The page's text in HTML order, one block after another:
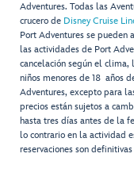
Adventures. Todas las
crucero de Disney Cruise
Port Adventures se pueden
las actividades de Port
cancelación según el clima,
niños menores de 18 años
Adventures, excepto para
precios están sujetos a
hasta tres días antes de la
lo contrario en la actividad
reservaciones son